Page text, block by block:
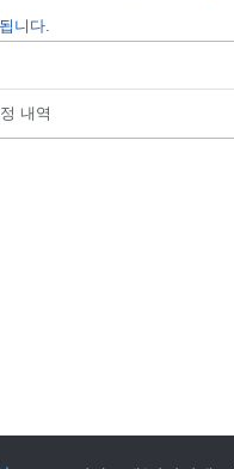
니다.
내역